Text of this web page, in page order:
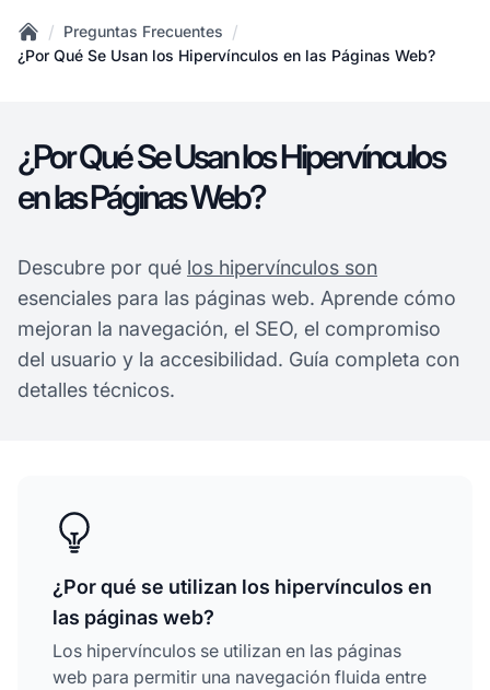
Home
/ Preguntas Frecuentes /
¿Por Qué Se Usan los Hipervínculos en las Páginas Web?
¿Por Qué Se Usan los Hipervínculos
en las Páginas Web?
Descubre por qué los hipervínculos son
esenciales para las páginas web. Aprende cómo
mejoran la navegación, el SEO, el compromiso
del usuario y la accesibilidad. Guía completa con
detalles técnicos.
¿Por qué se utilizan los hipervínculos en
las páginas web?
Los hipervínculos se utilizan en las páginas
web para permitir una navegación fluida entre